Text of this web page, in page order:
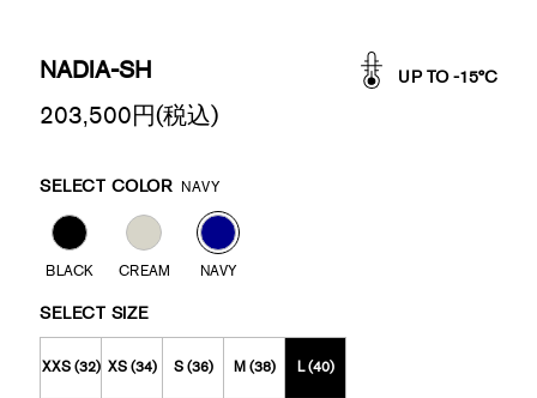
NADIA-SH UP TO -15°C
203,500円(税込)
Variations
SELECT COLOR NAVY
BLACK CREAM NAVY
SELECT SIZE
XXS (32) XS (34) S (36) M (38) L (40)